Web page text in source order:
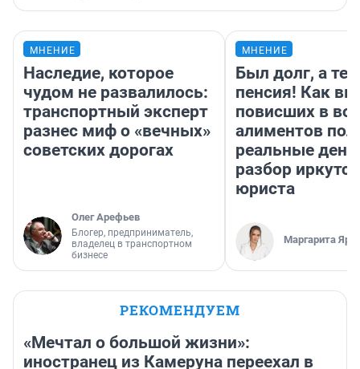
МНЕНИЕ
Наследие, которое
чудом не развалилось:
транспортный эксперт
разнес миф о «вечных»
советских дорогах
Олег Арефьев
Блогер, предприниматель,
владелец в транспортном
бизнесе
МНЕНИЕ
Был долг, а
пенсия! Как
повисших в
алиментов
реальные
разбор
юриста
Маргарита
РЕКОМЕНДУЕМ
«Мечтал о большой жизни»:
иностранец из Камеруна переехал в